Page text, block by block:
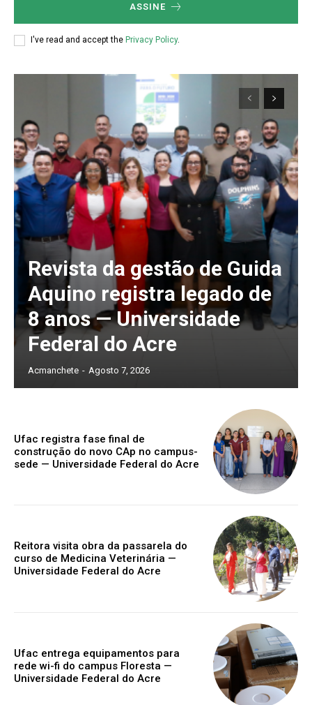
ASSINE
I've read and accept the Privacy Policy.
Revista da gestão de Guida
Aquino registra legado de
8 anos — Universidade
Federal do Acre
Acmanchete - Agosto 7, 2026
Ufac registra fase final de
construção do novo CAp no campus-
sede — Universidade Federal do Acre
Reitora visita obra da passarela do
curso de Medicina Veterinária —
Universidade Federal do Acre
Ufac entrega equipamentos para
rede wi-fi do campus Floresta —
Universidade Federal do Acre